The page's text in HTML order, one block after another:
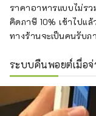
ราคาอาหารแบบไม่ร
คิดภาษี 10% เข้าไปแ
ทางร้านจะเป็นคนรับภ
ระบบคืนพอยต์เมื่อจ่